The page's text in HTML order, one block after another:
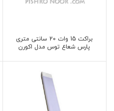
براکت 15 وات 20 سانتی متری
پارس شعاع توس مدل اکورن